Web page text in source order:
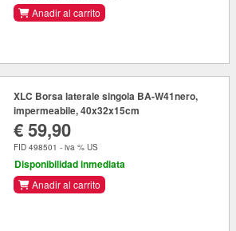
Anadir al carrito
XLC Borsa laterale singola BA-W41nero,
impermeabile, 40x32x15cm
€ 59,90
FID 498501 - iva % US
Disponibilidad inmediata
Anadir al carrito